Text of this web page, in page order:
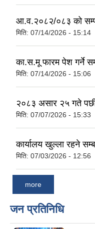
आ.व.२०८२/०८३ को
मिति: 07/14/2026 - 15:14
का.स.मू फारम पेश गर्ने
मिति: 07/14/2026 - 15:06
२०८३ असार २५ गते
मिति: 07/07/2026 - 15:33
कार्यालय खुल्ला रहने
मिति: 07/03/2026 - 12:56
more
जन प्रतिनिधि